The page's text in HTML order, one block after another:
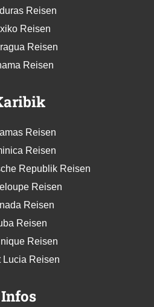
Reisen
Reisen
Reisen
Reisen
Reisen
Reisen
Republik Reisen
Reisen
Reisen
Reisen
Reisen
Lucia Reisen
Infos